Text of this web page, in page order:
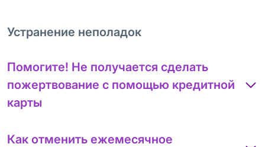
Устранение неполадок
Помогите! Не получается сделать
пожертвование с помощью кредитной
карты
Как отменить ежемесячное